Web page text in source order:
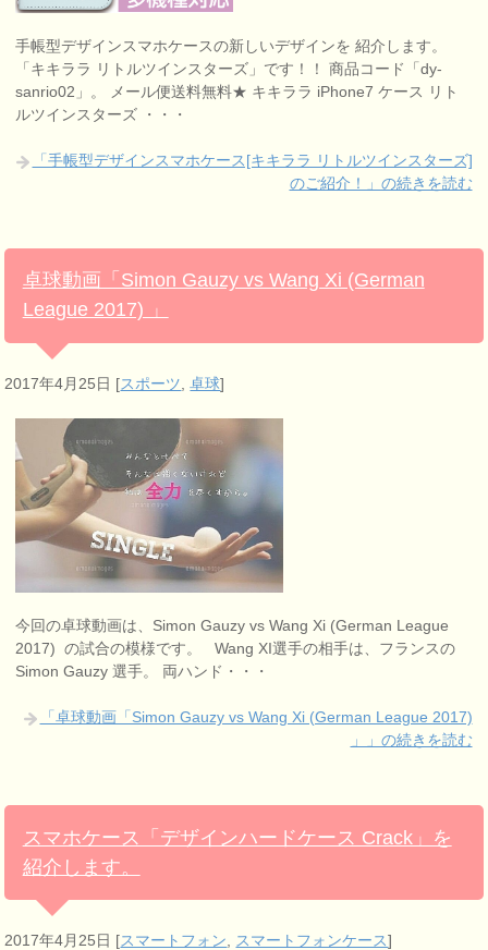
手帳型デザインスマホケースの新しいデザインを 紹介します。
「キキララ リトルツインスターズ」です！！ 商品コード「dy-
sanrio02」。 メール便送料無料★ キキララ iPhone7 ケース リト
ルツインスターズ ・・・
「手帳型デザインスマホケース[キキララ リトルツインスターズ]
のご紹介！」の続きを読む
卓球動画「Simon Gauzy vs Wang Xi (German
League 2017) 」
2017年4月25日 [スポーツ ,卓球]
今回の卓球動画は、Simon Gauzy vs Wang Xi (German League
2017) の試合の模様です。 Wang XI選手の相手は、フランスの
Simon Gauzy 選手。 両ハンド・・・
「卓球動画「Simon Gauzy vs Wang Xi (German League 2017)
」」の続きを読む
スマホケース「デザインハードケース Crack」を
紹介します。
2017年4月25日 [スマートフォン スマートフォンケース]